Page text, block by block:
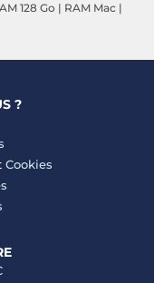
128 Go | RAM Mac |
?
Cookies